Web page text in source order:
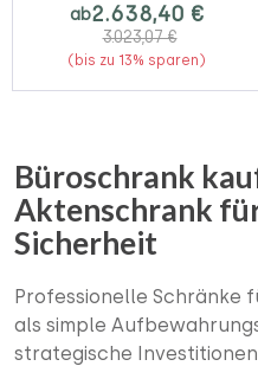
ab2.638,40 €
3.023,07 €
(bis zu 13% sparen)
Büroschrank
Aktenschrank
Sicherheit
Professionelle Schränke
als simple
strategische